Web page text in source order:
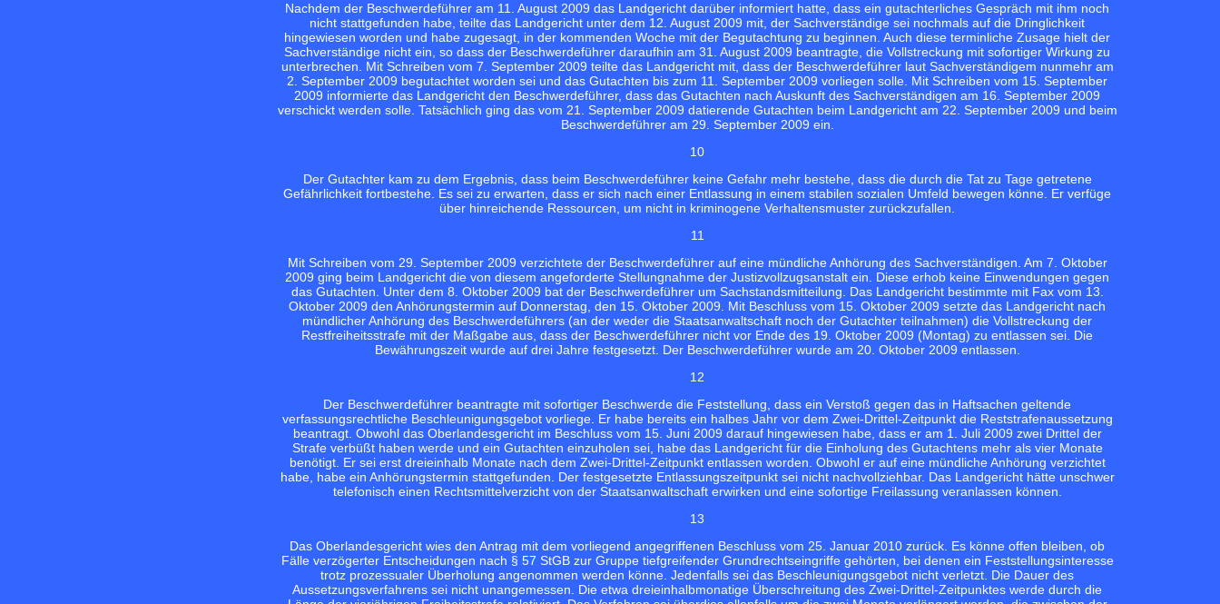
Nachdem der Beschwerdeführer am 11. August 2009 das Landgericht darüber informiert hatte, dass ein gutachterliches Gespräch mit ihm noch
nicht stattgefunden habe, teilte das Landgericht unter dem 12. August 2009 mit, der Sachverständige sei nochmals auf die Dringlichkeit
hingewiesen worden und habe zugesagt, in der kommenden Woche mit der Begutachtung zu beginnen. Auch diese terminliche Zusage hielt der
Sachverständige nicht ein, so dass der Beschwerdeführer daraufhin am 31. August 2009 beantragte, die Vollstreckung mit sofortiger Wirkung zu
unterbrechen. Mit Schreiben vom 7. September 2009 teilte das Landgericht mit, dass der Beschwerdeführer laut Sachverständigem nunmehr am
2. September 2009 begutachtet worden sei und das Gutachten bis zum 11. September 2009 vorliegen solle. Mit Schreiben vom 15. September
2009 informierte das Landgericht den Beschwerdeführer, dass das Gutachten nach Auskunft des Sachverständigen am 16. September 2009
verschickt werden solle. Tatsächlich ging das vom 21. September 2009 datierende Gutachten beim Landgericht am 22. September 2009 und beim
Beschwerdeführer am 29. September 2009 ein.
10
Der Gutachter kam zu dem Ergebnis, dass beim Beschwerdeführer keine Gefahr mehr bestehe, dass die durch die Tat zu Tage getretene
Gefährlichkeit fortbestehe. Es sei zu erwarten, dass er sich nach einer Entlassung in einem stabilen sozialen Umfeld bewegen könne. Er verfüge
über hinreichende Ressourcen, um nicht in kriminogene Verhaltensmuster zurückzufallen.
11
Mit Schreiben vom 29. September 2009 verzichtete der Beschwerdeführer auf eine mündliche Anhörung des Sachverständigen. Am 7. Oktober
2009 ging beim Landgericht die von diesem angeforderte Stellungnahme der Justizvollzugsanstalt ein. Diese erhob keine Einwendungen gegen
das Gutachten. Unter dem 8. Oktober 2009 bat der Beschwerdeführer um Sachstandsmitteilung. Das Landgericht bestimmte mit Fax vom 13.
Oktober 2009 den Anhörungstermin auf Donnerstag, den 15. Oktober 2009. Mit Beschluss vom 15. Oktober 2009 setzte das Landgericht nach
mündlicher Anhörung des Beschwerdeführers (an der weder die Staatsanwaltschaft noch der Gutachter teilnahmen) die Vollstreckung der
Restfreiheitsstrafe mit der Maßgabe aus, dass der Beschwerdeführer nicht vor Ende des 19. Oktober 2009 (Montag) zu entlassen sei. Die
Bewährungszeit wurde auf drei Jahre festgesetzt. Der Beschwerdeführer wurde am 20. Oktober 2009 entlassen.
12
Der Beschwerdeführer beantragte mit sofortiger Beschwerde die Feststellung, dass ein Verstoß gegen das in Haftsachen geltende
verfassungsrechtliche Beschleunigungsgebot vorliege. Er habe bereits ein halbes Jahr vor dem Zwei-Drittel-Zeitpunkt die Reststrafenaussetzung
beantragt. Obwohl das Oberlandesgericht im Beschluss vom 15. Juni 2009 darauf hingewiesen habe, dass er am 1. Juli 2009 zwei Drittel der
Strafe verbüßt haben werde und ein Gutachten einzuholen sei, habe das Landgericht für die Einholung des Gutachtens mehr als vier Monate
benötigt. Er sei erst dreieinhalb Monate nach dem Zwei-Drittel-Zeitpunkt entlassen worden. Obwohl er auf eine mündliche Anhörung verzichtet
habe, habe ein Anhörungstermin stattgefunden. Der festgesetzte Entlassungszeitpunkt sei nicht nachvollziehbar. Das Landgericht hätte unschwer
telefonisch einen Rechtsmittelverzicht von der Staatsanwaltschaft erwirken und eine sofortige Freilassung veranlassen können.
13
Das Oberlandesgericht wies den Antrag mit dem vorliegend angegriffenen Beschluss vom 25. Januar 2010 zurück. Es könne offen bleiben, ob
Fälle verzögerter Entscheidungen nach § 57 StGB zur Gruppe tiefgreifender Grundrechtseingriffe gehörten, bei denen ein Feststellungsinteresse
trotz prozessualer Überholung angenommen werden könne. Jedenfalls sei das Beschleunigungsgebot nicht verletzt. Die Dauer des
Aussetzungsverfahrens sei nicht unangemessen. Die etwa dreieinhalbmonatige Überschreitung des Zwei-Drittel-Zeitpunktes werde durch die